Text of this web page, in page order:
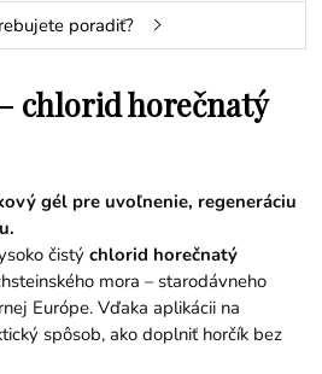
poradiť?
chlorid horečnatý
gél pre uvoľnenie, regeneráciu
čistýchlorid horečnatý
mora – starodávneho
Európe. Vďaka aplikácii na
spôsob, ako doplniť horčík bez